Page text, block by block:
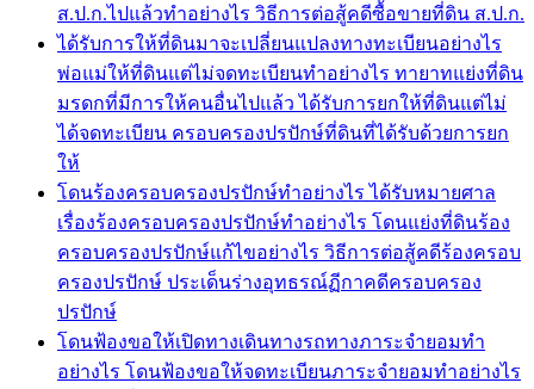
ส.ป.ก.ไปแล้วทำอย่างไร วิธีการต่อสู้คดีซื้อขายที่ดิน ส.ป.ก.
ได้รับการให้ที่ดินมาจะเปลี่ยนแปลงทางทะเบียนอย่างไร
พ่อแม่ให้ที่ดินแต่ไม่จดทะเบียนทำอย่างไร ทายาทแย่งที่ดิน
มรดกที่มีการให้คนอื่นไปแล้ว ได้รับการยกให้ที่ดินแต่ไม่
ได้จดทะเบียน ครอบครองปรปักษ์ที่ดินที่ได้รับด้วยการยก
ให้
โดนร้องครอบครองปรปักษ์ทำอย่างไร ได้รับหมายศาล
เรื่องร้องครอบครองปรปักษ์ทำอย่างไร โดนแย่งที่ดินร้อง
ครอบครองปรปักษ์แก้ไขอย่างไร วิธีการต่อสู้คดีร้องครอบ
ครองปรปักษ์ ประเด็นร่างอุทธรณ์ฏีกาคดีครอบครอง
ปรปักษ์
โดนฟ้องขอให้เปิดทางเดินทางรถทางภาระจำยอมทำ
อย่างไร โดนฟ้องขอให้จดทะเบียนภาระจำยอมทำอย่างไร